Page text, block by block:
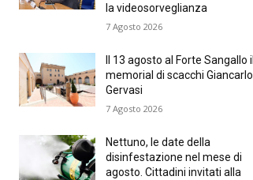
la videosorveglianza
7 Agosto 2026
Il 13 agosto al Forte Sangallo il
memorial di scacchi Giancarlo
Gervasi
7 Agosto 2026
Nettuno, le date della
disinfestazione nel mese di
agosto. Cittadini invitati alla